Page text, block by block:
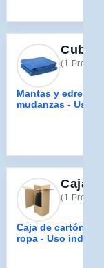
(1
Mantas y
mudanzas - Uso
Cajas
(1
Caja de cartón
ropa - Uso